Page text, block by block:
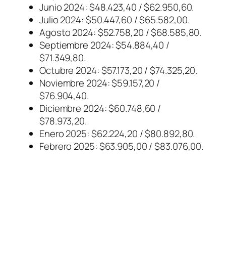
Junio 2024: $48.423,40 / $62.950,60.
Julio 2024: $50.447,60 / $65.582,00.
Agosto 2024: $52.758,20 / $68.585,80.
Septiembre 2024: $54.884,40 /
$71.349,80.
Octubre 2024: $57.173,20 / $74.325,20.
Noviembre 2024: $59.157,20 /
$76.904,40.
Diciembre 2024: $60.748,60 /
$78.973,20.
Enero 2025: $62.224,20 / $80.892,80.
Febrero 2025: $63.905,00 / $83.076,00.